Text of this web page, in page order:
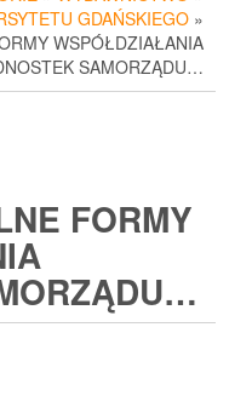
GDAŃSKIEGO »
WSPÓŁDZIAŁANIA
SAMORZĄDU…
FORMY